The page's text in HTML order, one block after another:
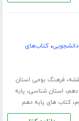
،کتاب‌های
، فرهنگ بومی استان
، استان شناسی، پایه
،کتاب های پایه دهم